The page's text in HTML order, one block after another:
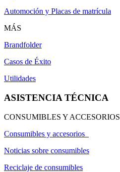
Automoción y Placas de matrícula
MÁS
Brandfolder
Casos de Éxito
Utilidades
ASISTENCIA TÉCNICA
CONSUMIBLES Y ACCESORIOS
Consumibles y accesorios
Noticias sobre consumibles
Reciclaje de consumibles